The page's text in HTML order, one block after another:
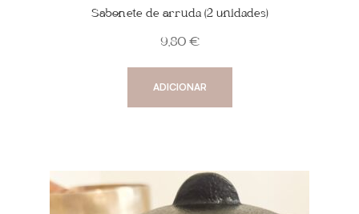
Sabonete de arruda (2 unidades)
9,80 €
ADICIONAR